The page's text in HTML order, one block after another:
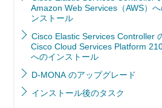
Amazon Web Services（AWS）へ
ンストール
Cisco Elastic Services Controller
Cisco Cloud Services Platform
へのインストール
D-MONA のアップグレード
インストール後のタスク